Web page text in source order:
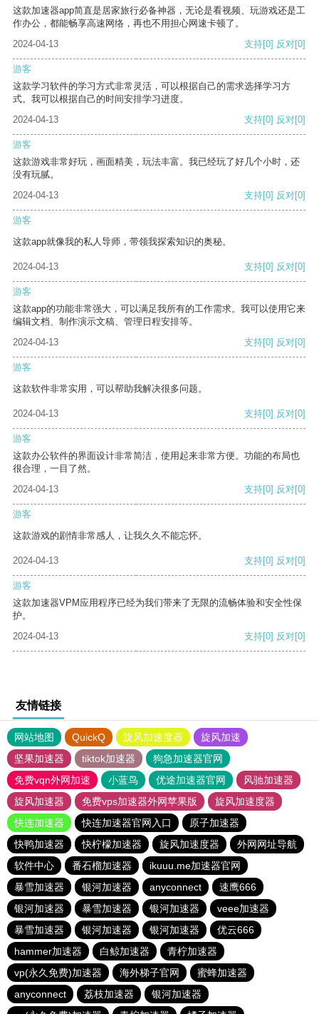
这款加速器app简直是居家旅行必备神器，无论是看视频、玩游戏还是工
作办公，都能畅享高速网络，再也不用担心网速卡顿了。
2024-04-13
支持[0] 反对[0]
游客
这款学习软件的学习方式非常灵活，可以根据自己的需求选择学习方
式。我可以根据自己的时间安排学习进度。
2024-04-13
支持[0] 反对[0]
游客
这款游戏非常好玩，画面精美，玩法丰富。我已经玩了好几个小时，还
没有玩腻。
2024-04-13
支持[0] 反对[0]
游客
这款app就像我的私人导师，带领我探索知识的奥秘。
2024-04-13 支持[0] 反对[0]
游客
这款app的功能非常强大，可以满足我所有的工作需求。我可以使用它来
编辑文档、制作演示文稿、管理日程安排等。
2024-04-13
支持[0] 反对[0]
游客
这款软件非常实用，可以帮助我解决很多问题。
2024-04-13 支持[0] 反对[0]
游客
这款办公软件的界面设计非常简洁，使用起来非常方便。功能的布局也
很合理，一目了然。
2024-04-13
支持[0] 反对[0]
游客
这款游戏的剧情非常感人，让我久久不能忘怀。
2024-04-13 支持[0] 反对[0]
游客
这款加速器VPM应用程序已经为我们带来了无限的流畅体验和安全性保
护。
2024-04-13
支持[0] 反对[0]
友情链接
网站地图 QuickQ 旋风加速度器
旋风加速
坚果加速器
tiktok加速器
狗急加速器官网
免费vqn外网加速
小蓝鸟 优途加速器官网
风驰加速器
旋风加速器
免费vps加速器外网苹果版
旋风加速度器
快连加速器
快连加速器官网入口
原子加速器
快鸭加速器
快柠檬加速器 旋风加速度器
外网网址导航
软件中心
番石榴加速器
ikuuu.me加速器官网
暴雪加速器
银河加速器 anyconnect
速鹰666
银河加速器
暴雪加速器 银河加速器
veee加速器
暴雪加速器
银河加速器 银河加速器
优云666
hammer加速器
白鲸加速器
青柠加速器
vp(永久免费)加速器
海外梯子官网
蜜蜂加速器
anyconnect
荔枝加速器
银河加速器